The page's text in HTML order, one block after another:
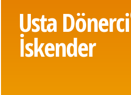
Usta Dönerci
İskender